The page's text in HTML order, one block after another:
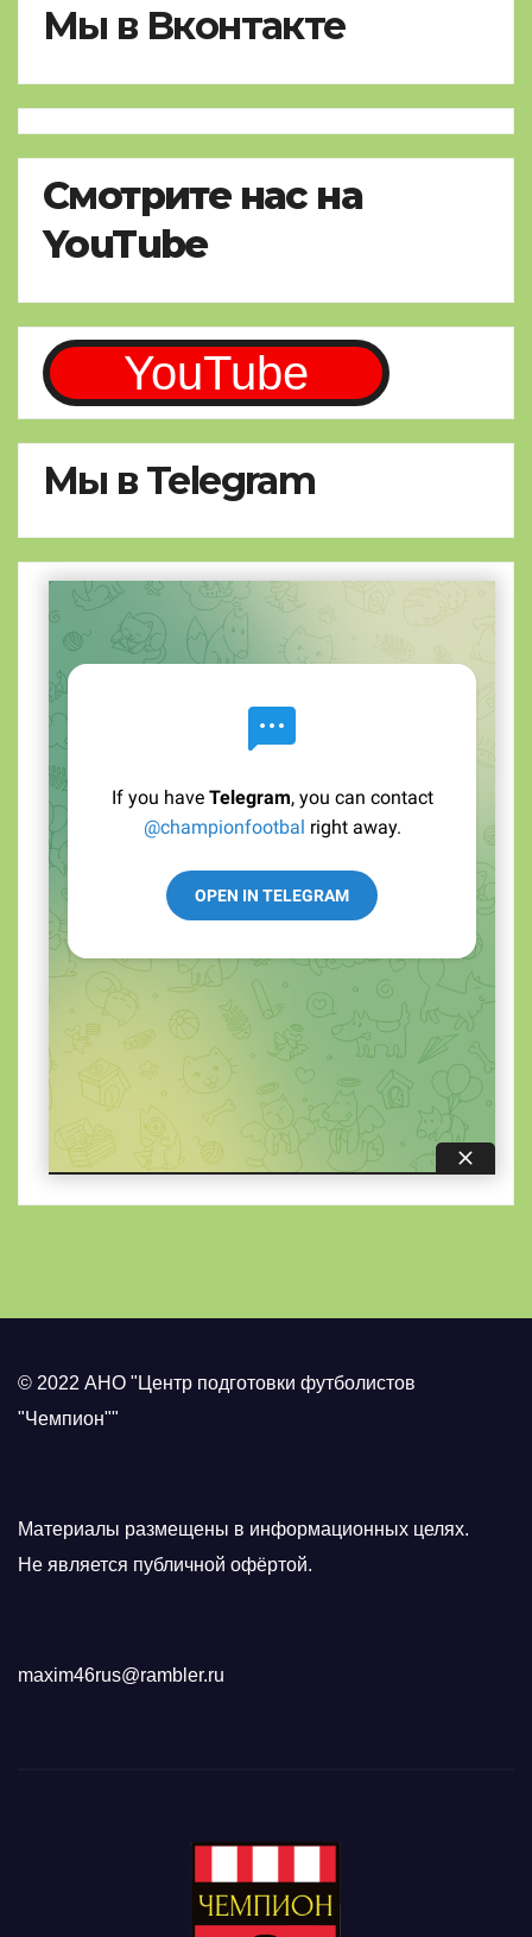
Мы в Вконтакте
Смотрите нас на
YouTube
YouTube
Мы в Telegram
© 2022 АНО "Центр подготовки футболистов
"Чемпион""
Материалы размещены в информационных целях.
Не является публичной офёртой.
maxim46rus@rambler.ru